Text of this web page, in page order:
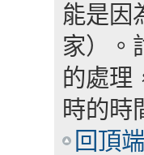
能是因
家）。
的處理
時的時
回頂端